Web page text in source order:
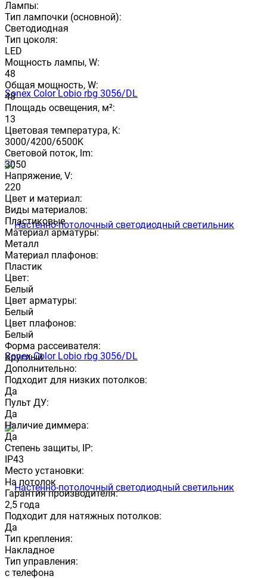
Лампы:
Тип лампочки (основной):
Светодиодная
Тип цоколя:
LED
Мощность лампы, W:
48
Общая мощность, W:
48
Площадь освещения, м²:
13
Цветовая температура, K:
3000/4200/6500K
Световой поток, lm:
3050
Напряжение, V:
220
Цвет и материал:
Виды материалов:
Пластиковые
Материал арматуры:
Металл
Материал плафонов:
Пластик
Цвет:
Белый
Цвет арматуры:
Белый
Цвет плафонов:
Белый
Форма рассеивателя:
Круглый
Дополнительно:
Подходит для низких потолков:
Да
Пульт ДУ:
Да
Наличие диммера:
Да
Степень защиты, IP:
IP43
Место установки:
На потолок
Гарантия производителя:
2,5 года
Подходит для натяжных потолков:
Да
Тип крепления:
Накладное
Тип управления:
с телефона